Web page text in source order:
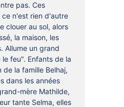
pas. Ces
ce n'est rien d'autre
clouer au sol, alors
la maison, les
Allume un grand
feu". Enfants de la
la famille Belhaj,
dans les années
mère Mathilde,
tante Selma, elles